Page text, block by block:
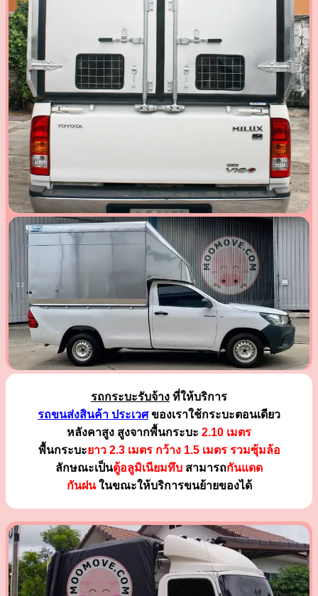
รถกระบะรับจ้าง ที่ให้บริการ
รถขนส่งสินค้า ประเวศของเราใช้กระบะตอนเดียว
หลังคาสูง สูงจากพื้นกระบะ 2.10 เมตร
พื้นกระบะยาว 2.3 เมตร กว้าง 1.5 เมตร รวมซุ้มล้อ
ลักษณะเป็นตู้อลูมิเนียมทึบ สามารถกันแดด
กันฝนในขณะให้บริการขนย้ายของได้